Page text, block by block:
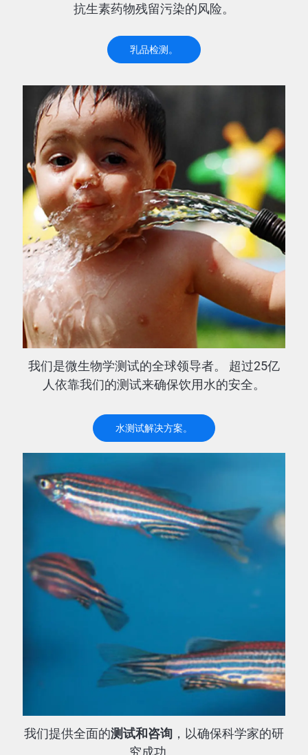
抗生素药物残留污染的风险。
乳品检测。
我们是微生物学测试的全球领导者。 超过25亿
人依靠我们的测试来确保饮用水的安全。
水测试解决方案。
我们提供全面的测试和咨询，以确保科学家的研
究成功。